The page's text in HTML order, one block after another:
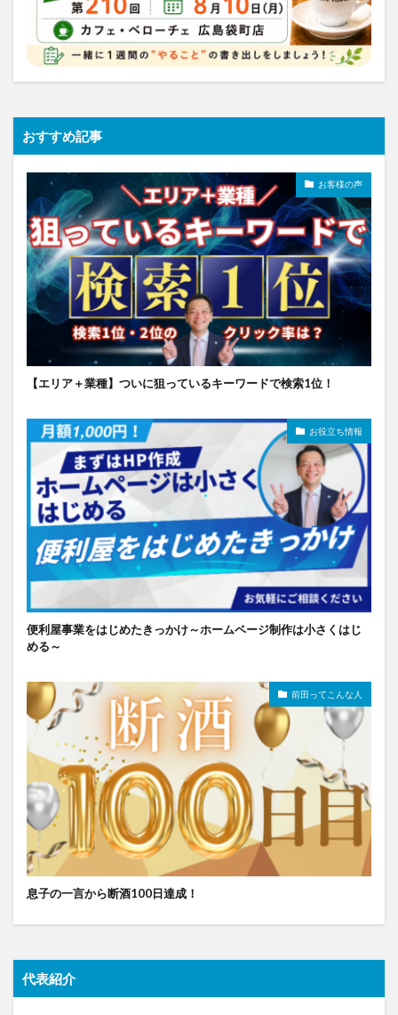
おすすめ記事
お客様の声
【エリア＋業種】ついに狙っているキーワードで検索1位！
お役立ち情報
便利屋事業をはじめたきっかけ～ホームページ制作は小さくはじ
める～
前田ってこんな人
息子の一言から断酒100日達成！
代表紹介